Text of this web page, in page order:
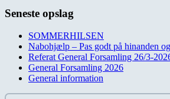
Seneste opslag
SOMMERHILSEN
Nabohjælp – Pas godt på hinanden
Referat General Forsamling 26/3-
General Forsamling 2026
General information